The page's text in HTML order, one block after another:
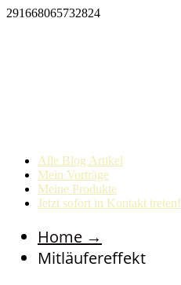
291668065732824
Alle Blog Artikel
Mein Vorträge
Meine Produkte
Jetzt sofort in Kontakt treten!
Home →
Mitläufereffekt